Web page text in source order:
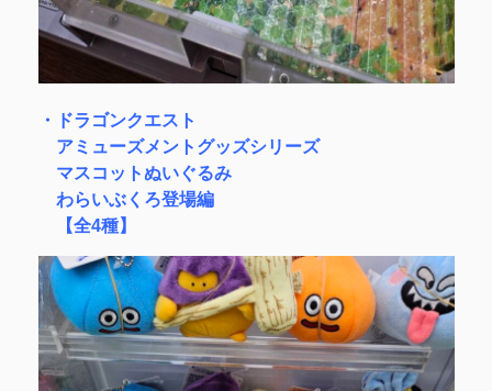
・ドラゴンクエスト
アミューズメントグッズシリーズ
マスコットぬいぐるみ
わらいぶくろ登場編
【全4種】